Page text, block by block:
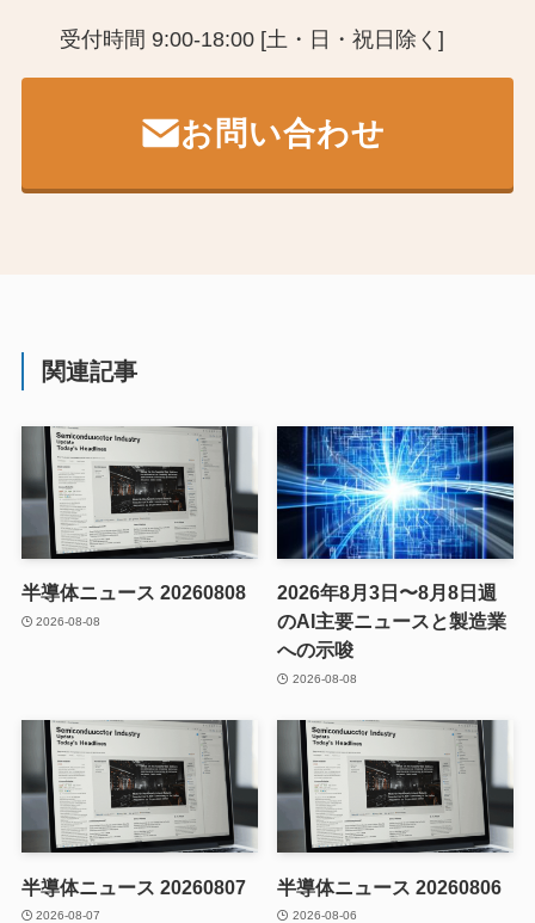
受付時間 9:00-18:00 [土・日・祝日除く]
お問い合わせ
関連記事
半導体ニュース 20260808
2026-08-08
2026年8月3日〜8月8日週
のAI主要ニュースと製造業
への示唆
2026-08-08
半導体ニュース 20260807
2026-08-07
半導体ニュース 20260806
2026-08-06